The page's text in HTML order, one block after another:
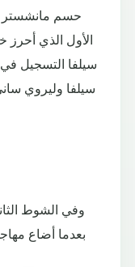
حسم مانشستر
الأول الذي أحرز
سيلفا وليروي
وفي الشوط
بعدما أضاع